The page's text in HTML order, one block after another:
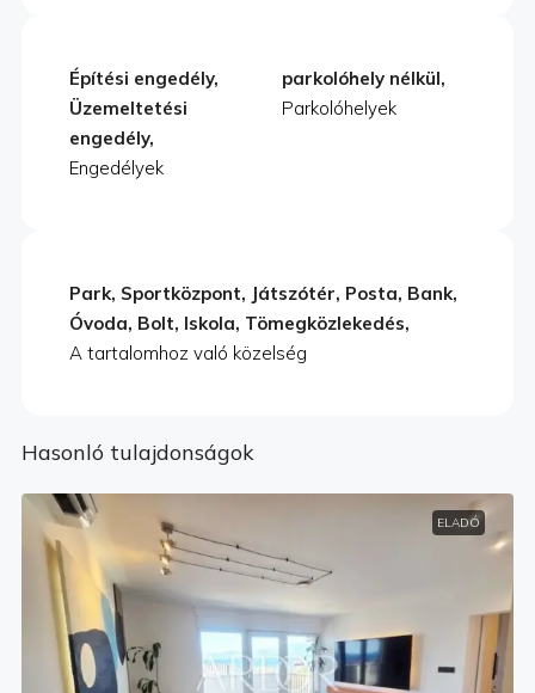
Építési engedély,
Üzemeltetési
engedély,
Engedélyek
parkolóhely nélkül,
Parkolóhelyek
Park, Sportközpont, Játszótér, Posta, Bank,
Óvoda, Bolt, Iskola, Tömegközlekedés,
A tartalomhoz való közelség
Hasonló tulajdonságok
ELADÓ